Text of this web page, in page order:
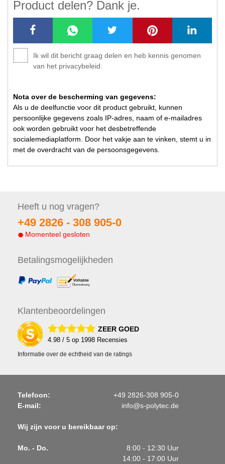
Product delen? Dank je.
Ik wil dit bericht graag delen en heb kennis genomen
van het privacybeleid.
Nota over de bescherming van gegevens:
Als u de deelfunctie voor dit product gebruikt, kunnen
persoonlijke gegevens zoals IP-adres, naam of e-mailadres
ook worden gebruikt voor het desbetreffende
socialemediaplatform. Door het vakje aan te vinken, stemt u in
met de overdracht van de persoonsgegevens.
Heeft u nog vragen?
+49 2826 - 308 905-0
Momenteel gesloten
Betalingsmogelijkheden
Klantenbeoordelingen
ZEER GOED
4.98 / 5 op 1998 Recensies
Informatie over de echtheid van de ratings
Telefoon:
+49 2826-308 905-0
E-mail:
info@s-polytec.de
Wij zijn voor u bereikbaar op:
Mo. - Do.
8:00 - 12:30 Uur
14:00 - 17:00 Uur